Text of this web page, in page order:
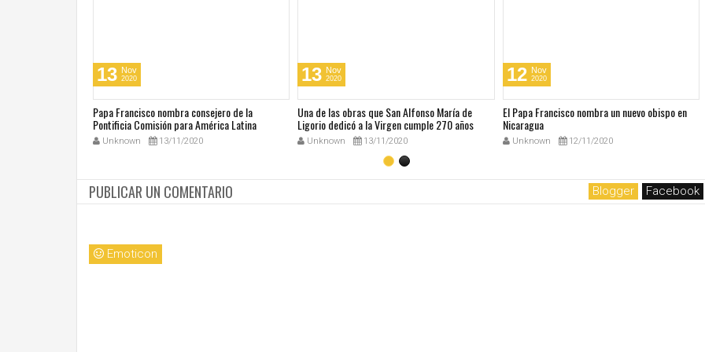
13 Nov
2020
Papa Francisco nombra consejero de la
Pontificia Comisión para América Latina
Unknown 13/11/2020
13 Nov
2020
Una de las obras que San Alfonso María de
Ligorio dedicó a la Virgen cumple 270 años
Unknown 13/11/2020
12 Nov
2020
El Papa Francisco nombra un nuevo obispo en
Nicaragua
Unknown 12/11/2020
PUBLICAR UN COMENTARIO Blogger Facebook
Emoticon